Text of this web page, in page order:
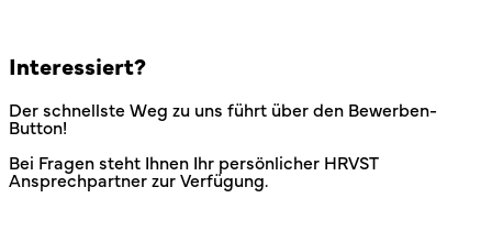
Interessiert?
Der schnellste Weg zu uns führt über den Bewerben-
Button!
Bei Fragen steht Ihnen Ihr persönlicher HRVST
Ansprechpartner zur Verfügung.